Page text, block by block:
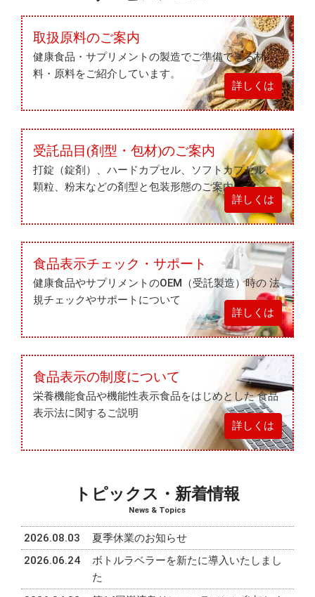
取扱原料のご案内
健康食品・サプリメントの製造でご準備できる材
料・原料をご紹介しています。
詳しくは
受託品目(剤型・包材)のご案内
打錠（錠剤）、ハードカプセル、 ソフトカプセル、
顆粒、粉末などの剤型と包装形態のご案内
詳しくは
食品表示チェック・サポート
健康食品やサプリメントのOEM（受託製造）時の 法
規チェックやサポートについて
詳しくは
食品表示の制度について
栄養機能食品や機能性表示食品をはじめとした 食品
表示法に関するご説明
詳しくは
トピックス・新着情報
News & Topics
2026.08.03
夏季休業のお知らせ
2026.06.24
ボトルラベラーを新たに導入いたしまし
た